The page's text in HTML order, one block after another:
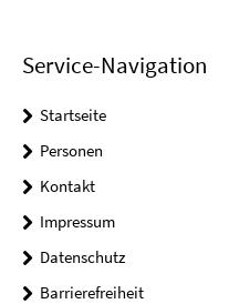
Service-Navigation
Startseite
Personen
Kontakt
Impressum
Datenschutz
Barrierefreiheit